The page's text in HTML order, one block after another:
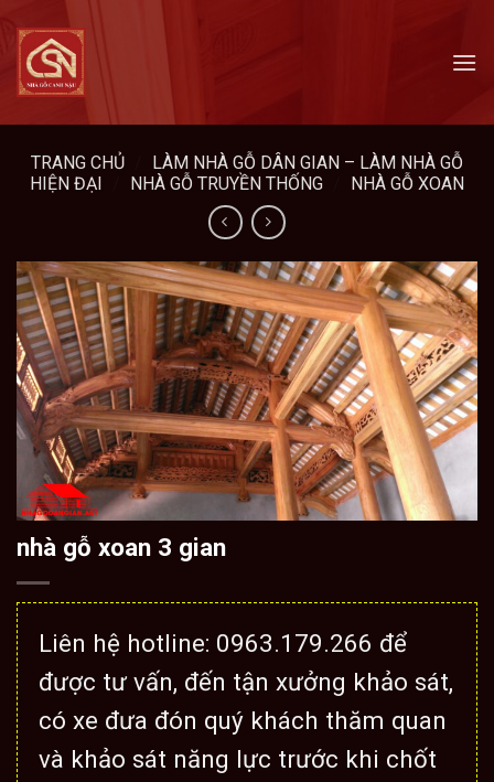
content
TRANG CHỦ
LÀM NHÀ GỖ DÂN GIAN – LÀM NHÀ GỖ
HIỆN ĐẠI
NHÀ GỖ TRUYỀN THỐNG NHÀ GỖ XOAN
nhà gỗ xoan 3 gian
Liên hệ hotline: 0963.179.266 để
được tư vấn, đến tận xưởng khảo sát,
có xe đưa đón quý khách thăm quan
và khảo sát năng lực trước khi chốt